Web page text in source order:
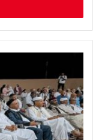
ب
ر
ل
إ
ل
ك